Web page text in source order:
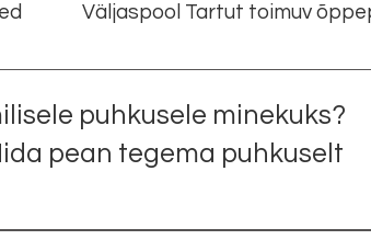
Väljaspool Tartut toimuv
puhkusele minekuks?
pean tegema puhkuselt